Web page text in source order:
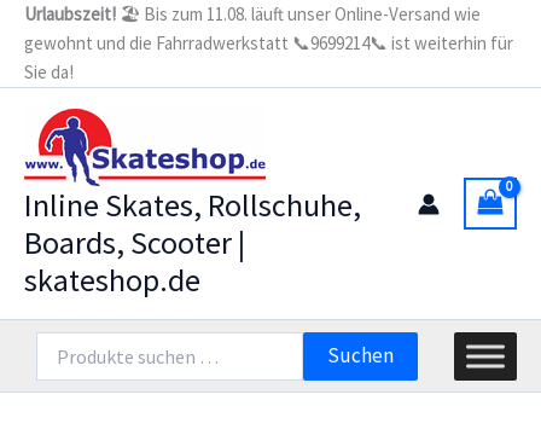
Zum
Inhalt
springen
Urlaubszeit! 🏖️ Bis zum 11.08. läuft unser Online-Versand wie
gewohnt und die Fahrradwerkstatt 📞9699214📞 ist weiterhin für
Sie da!
Inline Skates, Rollschuhe,
Boards, Scooter |
skateshop.de
nach:
Suchen
Stopperhalterung
mit
Stopper
-
Roller
Menge